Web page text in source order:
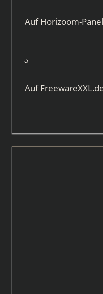
AufHorizoom-
Auf